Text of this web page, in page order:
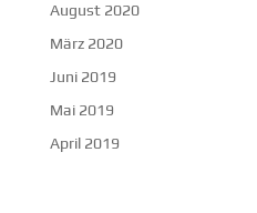
August 2020
März 2020
Juni 2019
Mai 2019
April 2019